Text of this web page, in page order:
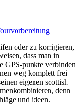
oder zu korrigieren,
dass man in
GPS-punkte verbinden
weg komplett frei
eigenen scottish
denn
und ideen.